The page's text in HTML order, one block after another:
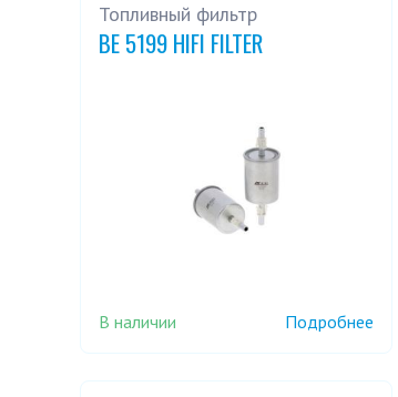
Топливный фильтр
BE 5199 HIFI FILTER
В наличии Подробнее